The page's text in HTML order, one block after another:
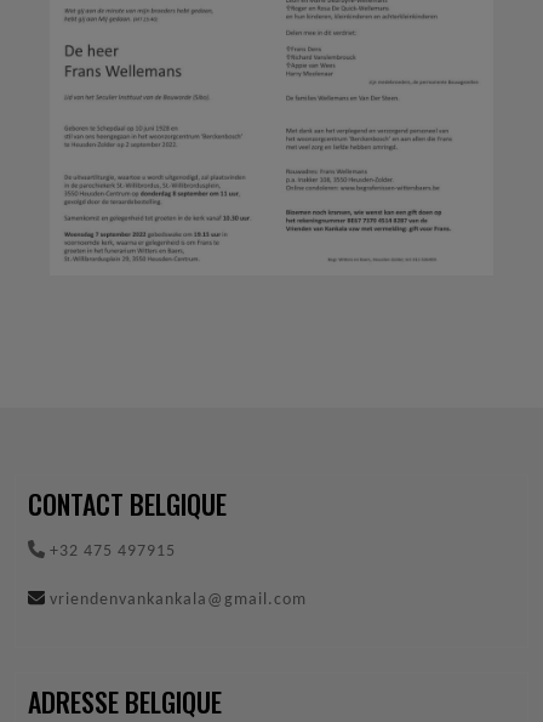
CONTACT BELGIQUE
+32 475 497915
vriendenvankankala@gmail.com
ADRESSE BELGIQUE